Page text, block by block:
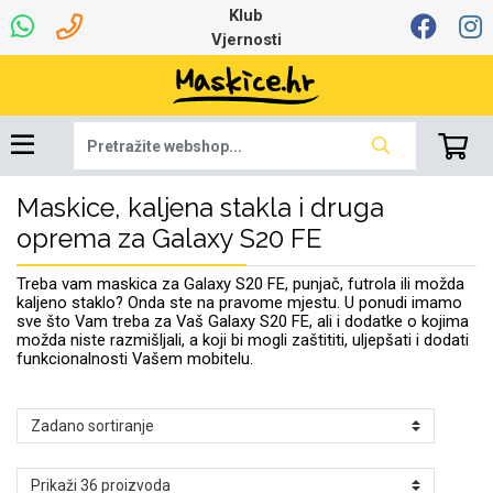
Klub
Vjernosti
Maskice, kaljena stakla i druga
oprema za Galaxy S20 FE
Treba vam maskica za Galaxy S20 FE, punjač, futrola ili možda
kaljeno staklo? Onda ste na pravome mjestu. U ponudi imamo
sve što Vam treba za Vaš Galaxy S20 FE, ali i dodatke o kojima
možda niste razmišljali, a koji bi mogli zaštititi, uljepšati i dodati
funkcionalnosti Vašem mobitelu.
Dinamo maskice za
mobitel
Robotski usisavači Stolne lampe
Najprodavanije -
TOP 100
Šarene maskice
Ljetna kolekcija Proljetna kolekcija
Univerzalna oprema
za tablet
7.0 - 8.0 inča 8.0 - 9.0 inča
Oprema za Lenovo
tablet
Apple Samsung
Igračke i ostalo
Selfie Stick Držači za auto
Punjači Bežični punjači
Mikrofoni Bluetooth slušalice
Pametni Satovi
Memorije i
memorijske kartice
Oprema za Smart
Watch
Auto Kamere
Podloga za miš Tipkovnice i miševi
mikrofoni
Punjači za laptope
Hladnjaci za laptop
Ruksaci i torbice Razno